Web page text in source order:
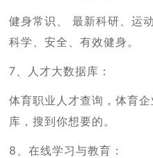
健身常识、 最新科研、运
科学、安全、有效健身。
7、人才大数据库：
体育职业人才查询，体育
库，搜到你想要的。
8、在线学习与教育：